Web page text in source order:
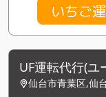
いちご
UF運転代行(ユ
仙台市青葉区,仙